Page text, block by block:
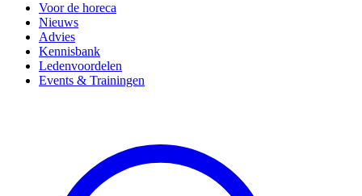
Voor de horeca
Nieuws
Advies
Kennisbank
Ledenvoordelen
Events & Trainingen